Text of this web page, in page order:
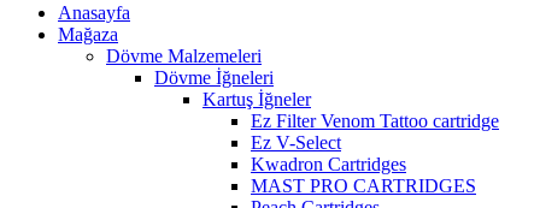
Anasayfa
Mağaza
Dövme Malzemeleri
Dövme İğneleri
Kartuş İğneler
Ez Filter Venom Tattoo cartridge
Ez V-Select
Kwadron Cartridges
MAST PRO CARTRIDGES